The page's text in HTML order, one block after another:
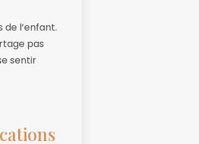
l’enfant.
pas
sentir